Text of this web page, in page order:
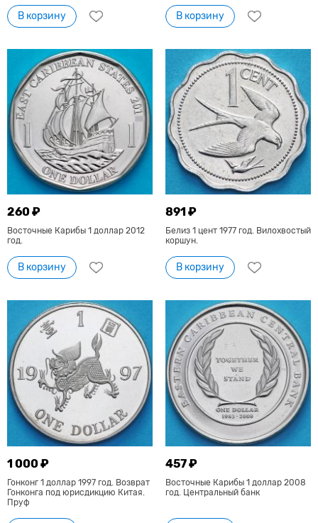
В корзину В корзину
260 ₽
Восточные Карибы 1 доллар 2012
год.
В корзину
891 ₽
Белиз 1 цент 1977 год. Вилохвостый
коршун.
В корзину
1 000 ₽
Гонконг 1 доллар 1997 год. Возврат
Гонконга под юрисдикцию Китая.
Пруф
457 ₽
Восточные Карибы 1 доллар 2008
год. Центральный банк